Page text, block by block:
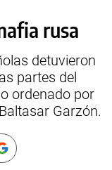
rusa
detuvieron
partes del
ordenado por
Garzón.